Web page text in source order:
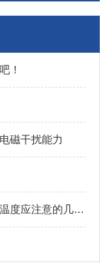
！
磁干扰能力
一体化防爆热电偶产生的热电势测量温度应注意的几个问题